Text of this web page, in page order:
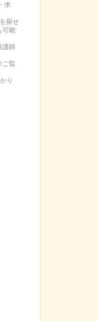
求
探せ
可能
護師
ご覧
り